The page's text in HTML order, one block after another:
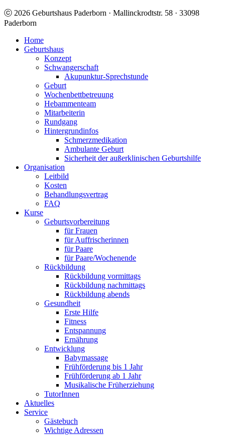
ⓒ 2026 Geburtshaus Paderborn · Mallinckrodtstr. 58 · 33098
Paderborn
Home
Geburtshaus
Konzept
Schwangerschaft
Akupunktur-Sprechstunde
Geburt
Wochenbettbetreuung
Hebammenteam
Mitarbeiterin
Rundgang
Hintergrundinfos
Schmerzmedikation
Ambulante Geburt
Sicherheit der außerklinischen Geburtshilfe
Organisation
Leitbild
Kosten
Behandlungsvertrag
FAQ
Kurse
Geburtsvorbereitung
für Frauen
für Auffrischerinnen
für Paare
für Paare/Wochenende
Rückbildung
Rückbildung vormittags
Rückbildung nachmittags
Rückbildung abends
Gesundheit
Erste Hilfe
Fitness
Entspannung
Ernährung
Entwicklung
Babymassage
Frühförderung bis 1 Jahr
Frühförderung ab 1 Jahr
Musikalische Früherziehung
TutorInnen
Aktuelles
Service
Gästebuch
Wichtige Adressen